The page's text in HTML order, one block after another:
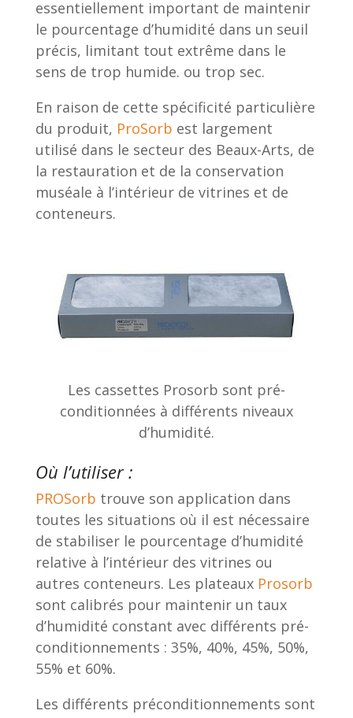
essentiellement important de maintenir
le pourcentage d’humidité dans un seuil
précis, limitant tout extrême dans le
sens de trop humide. ou trop sec.
En raison de cette spécificité particulière
du produit, ProSorb est largement
utilisé dans le secteur des Beaux-Arts, de
la restauration et de la conservation
muséale à l’intérieur de vitrines et de
conteneurs.
Les cassettes Prosorb sont pré-
conditionnées à différents niveaux
d’humidité.
Où l’utiliser :
PROSorb trouve son application dans
toutes les situations où il est nécessaire
de stabiliser le pourcentage d’humidité
relative à l’intérieur des vitrines ou
autres conteneurs. Les plateaux Prosorb
sont calibrés pour maintenir un taux
d’humidité constant avec différents pré-
conditionnements : 35%, 40%, 45%, 50%,
55% et 60%.
Les différents préconditionnements sont